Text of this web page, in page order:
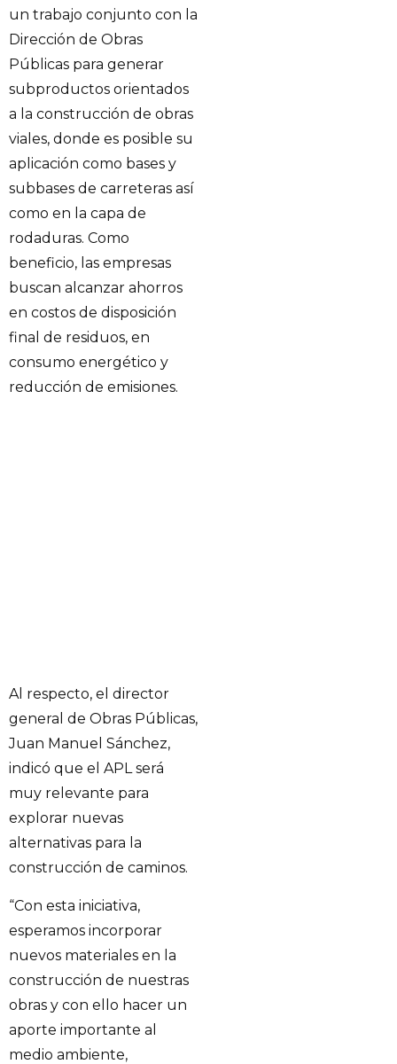
un trabajo conjunto con la
Dirección de Obras
Públicas para generar
subproductos orientados
a la construcción de obras
viales, donde es posible su
aplicación como bases y
subbases de carreteras así
como en la capa de
rodaduras. Como
beneficio, las empresas
buscan alcanzar ahorros
en costos de disposición
final de residuos, en
consumo energético y
reducción de emisiones.
Al respecto, el director
general de Obras Públicas,
Juan Manuel Sánchez,
indicó que el APL será
muy relevante para
explorar nuevas
alternativas para la
construcción de caminos.
“Con esta iniciativa,
esperamos incorporar
nuevos materiales en la
construcción de nuestras
obras y con ello hacer un
aporte importante al
medio ambiente,